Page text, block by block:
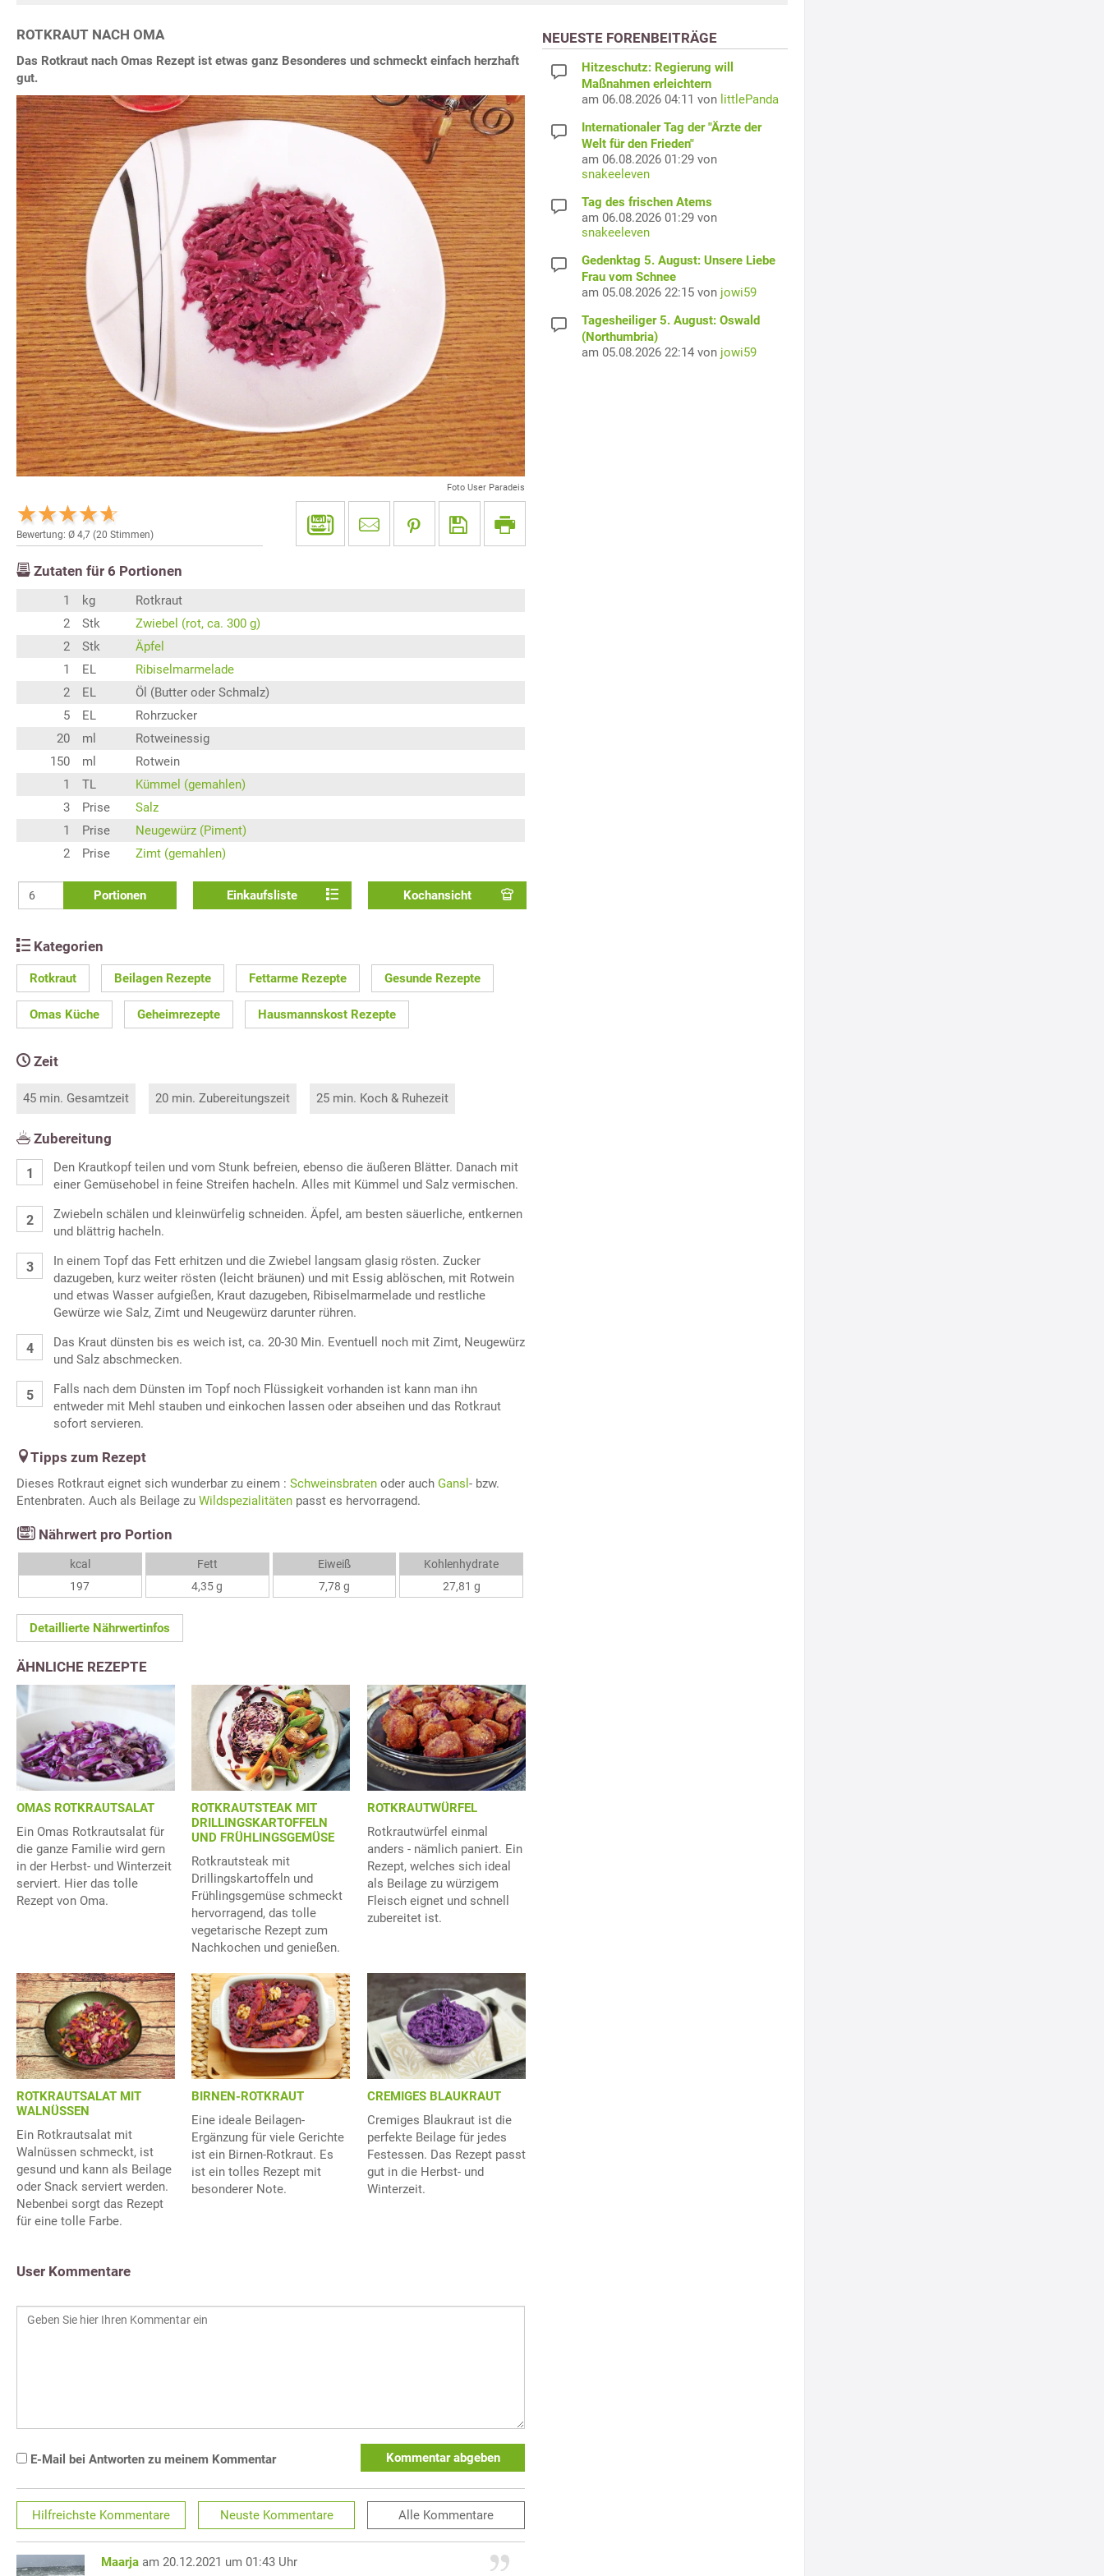
ROTKRAUT NACH OMA
Das Rotkraut nach Omas Rezept ist etwas ganz Besonderes und schmeckt einfach herzhaft
gut.
Foto User Paradeis
Bewertung: Ø 4,7 (20 Stimmen)
Zutaten für 6 Portionen
1 kg
Rotkraut
2
Stk
Zwiebel (rot, ca. 300 g)
2
Stk
Äpfel
1
EL
Ribiselmarmelade
2
EL
Öl (Butter oder Schmalz)
5
EL
Rohrzucker
20
ml
Rotweinessig
150
ml
Rotwein
1
TL
Kümmel (gemahlen)
3
Prise
Salz
1
Prise
Neugewürz (Piment)
2
Prise Zimt (gemahlen)
Portionen Einkaufsliste Kochansicht
Kategorien
Rotkraut Beilagen Rezepte Fettarme Rezepte Gesunde Rezepte
Omas Küche Geheimrezepte Hausmannskost Rezepte
Zeit
45 min. Gesamtzeit 20 min. Zubereitungszeit 25 min. Koch & Ruhezeit
Zubereitung
Den Krautkopf teilen und vom Stunk befreien, ebenso die äußeren Blätter. Danach mit
einer Gemüsehobel in feine Streifen hacheln. Alles mit Kümmel und Salz vermischen.
Zwiebeln schälen und kleinwürfelig schneiden. Äpfel, am besten säuerliche, entkernen
und blättrig hacheln.
In einem Topf das Fett erhitzen und die Zwiebel langsam glasig rösten. Zucker
dazugeben, kurz weiter rösten (leicht bräunen) und mit Essig ablöschen, mit Rotwein
und etwas Wasser aufgießen, Kraut dazugeben, Ribiselmarmelade und restliche
Gewürze wie Salz, Zimt und Neugewürz darunter rühren.
Das Kraut dünsten bis es weich ist, ca. 20-30 Min. Eventuell noch mit Zimt, Neugewürz
und Salz abschmecken.
Falls nach dem Dünsten im Topf noch Flüssigkeit vorhanden ist kann man ihn
entweder mit Mehl stauben und einkochen lassen oder abseihen und das Rotkraut
sofort servieren.
Tipps zum Rezept
Dieses Rotkraut eignet sich wunderbar zu einem : Schweinsbraten oder auch Gansl - bzw.
Entenbraten. Auch als Beilage zu Wildspezialitäten passt es hervorragend.
Nährwert pro Portion
kcal
197
Fett
4,35 g
Eiweiß
7,78 g
Kohlenhydrate
27,81 g
Detaillierte Nährwertinfos
ÄHNLICHE REZEPTE
OMAS ROTKRAUTSALAT
Ein Omas Rotkrautsalat für
die ganze Familie wird gern
in der Herbst- und Winterzeit
serviert. Hier das tolle
Rezept von Oma.
ROTKRAUTSTEAK MIT
DRILLINGSKARTOFFELN
UND FRÜHLINGSGEMÜSE
Rotkrautsteak mit
Drillingskartoffeln und
Frühlingsgemüse schmeckt
hervorragend, das tolle
vegetarische Rezept zum
Nachkochen und genießen.
ROTKRAUTWÜRFEL
Rotkrautwürfel einmal
anders - nämlich paniert. Ein
Rezept, welches sich ideal
als Beilage zu würzigem
Fleisch eignet und schnell
zubereitet ist.
ROTKRAUTSALAT MIT
WALNÜSSEN
Ein Rotkrautsalat mit
Walnüssen schmeckt, ist
gesund und kann als Beilage
oder Snack serviert werden.
Nebenbei sorgt das Rezept
für eine tolle Farbe.
BIRNEN-ROTKRAUT
Eine ideale Beilagen-
Ergänzung für viele Gerichte
ist ein Birnen-Rotkraut. Es
ist ein tolles Rezept mit
besonderer Note.
CREMIGES BLAUKRAUT
Cremiges Blaukraut ist die
perfekte Beilage für jedes
Festessen. Das Rezept passt
gut in die Herbst- und
Winterzeit.
User Kommentare
E-Mail bei Antworten zu meinem Kommentar Kommentar abgeben
Hilfreichste Kommentare Neuste Kommentare Alle Kommentare
Maarja am 20.12.2021 um 01:43 Uhr
NEUESTE FORENBEITRÄGE
Hitzeschutz: Regierung will
Maßnahmen erleichtern
am 06.08.2026 04:11 von littlePanda
Internationaler Tag der "Ärzte der
Welt für den Frieden"
am 06.08.2026 01:29 von
snakeeleven
Tag des frischen Atems
am 06.08.2026 01:29 von
snakeeleven
Gedenktag 5. August: Unsere Liebe
Frau vom Schnee
am 05.08.2026 22:15 von jowi59
Tagesheiliger 5. August: Oswald
(Northumbria)
am 05.08.2026 22:14 von jowi59